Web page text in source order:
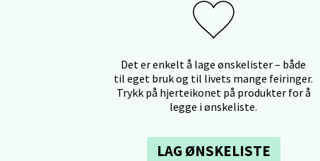
Det er enkelt å lage ønskelister – både
til eget bruk og til livets mange feiringer.
Trykk på hjerteikonet på produkter for å
legge i ønskeliste.
LAG ØNSKELISTE